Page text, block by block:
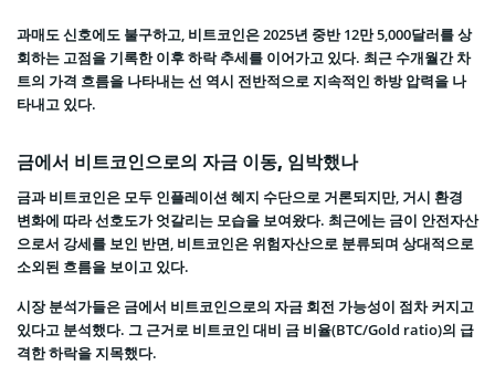
과매도 신호에도 불구하고, 비트코인은 2025년 중반 12만 5,000달러를 상
회하는 고점을 기록한 이후 하락 추세를 이어가고 있다. 최근 수개월간 차
트의 가격 흐름을 나타내는 선 역시 전반적으로 지속적인 하방 압력을 나
타내고 있다.
금에서 비트코인으로의 자금 이동, 임박했나
금과 비트코인은 모두 인플레이션 혜지 수단으로 거론되지만, 거시 환경
변화에 따라 선호도가 엇갈리는 모습을 보여왔다. 최근에는 금이 안전자산
으로서 강세를 보인 반면, 비트코인은 위험자산으로 분류되며 상대적으로
소외된 흐름을 보이고 있다.
시장 분석가들은 금에서 비트코인으로의 자금 회전 가능성이 점차 커지고
있다고 분석했다. 그 근거로 비트코인 대비 금 비율(BTC/Gold ratio)의 급
격한 하락을 지목했다.